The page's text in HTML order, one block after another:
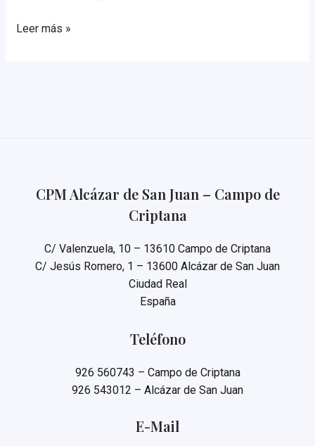
VIAJE
Leer más »
CPM Alcázar de San Juan – Campo de
Criptana
C/ Valenzuela, 10 – 13610 Campo de Criptana
C/ Jesús Romero, 1 – 13600 Alcázar de San Juan
Ciudad Real
España
Teléfono
926 560743 – Campo de Criptana
926 543012 – Alcázar de San Juan
E-Mail